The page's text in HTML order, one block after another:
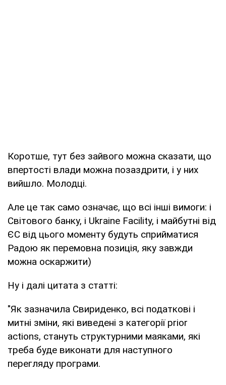
Коротше, тут без зайвого можна сказати, що
впертості влади можна позаздрити, і у них
вийшло. Молодці.
Але це так само означає, що всі інші вимоги: і
Світового банку, і Ukraine Facility, і майбутні від
ЄС від цього моменту будуть сприйматися
Радою як перемовна позиція, яку завжди
можна оскаржити)
Ну і далі цитата з статті:
"Як зазначила Свириденко, всі податкові і
митні зміни, які виведені з категорії prior
actions, стануть структурними маяками, які
треба буде виконати для наступного
перегляду програми.